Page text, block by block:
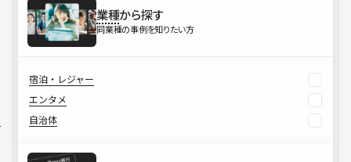
業種から探す
同業種の事例を知りたい方
宿泊・レジャー
エンタメ
自治体